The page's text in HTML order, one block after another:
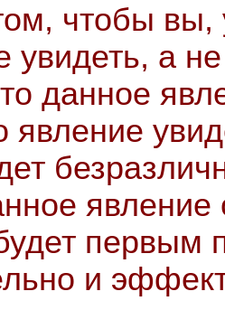
чтобы
увидеть, а
данное
явление
первым
и